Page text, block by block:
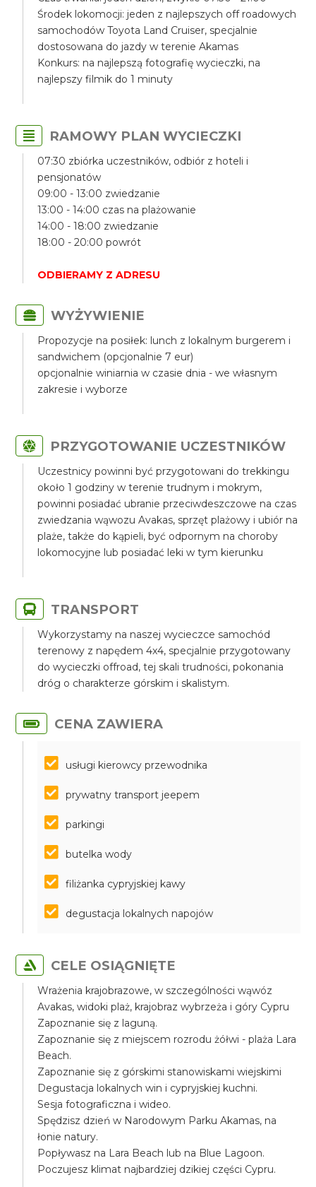
Środek lokomocji: jeden z najlepszych off roadowych
samochodów Toyota Land Cruiser, specjalnie
dostosowana do jazdy w terenie Akamas
Konkurs: na najlepszą fotografię wycieczki, na
najlepszy filmik do 1 minuty
RAMOWY PLAN WYCIECZKI
07:30 zbiórka uczestników, odbiór z hoteli i
pensjonatów
09:00 - 13:00 zwiedzanie
13:00 - 14:00 czas na plażowanie
14:00 - 18:00 zwiedzanie
18:00 - 20:00 powrót
ODBIERAMY Z ADRESU
WYŻYWIENIE
Propozycje na posiłek: lunch z lokalnym burgerem i
sandwichem (opcjonalnie 7 eur)
opcjonalnie winiarnia w czasie dnia - we własnym
zakresie i wyborze
PRZYGOTOWANIE UCZESTNIKÓW
Uczestnicy powinni być przygotowani do trekkingu
około 1 godziny w terenie trudnym i mokrym,
powinni posiadać ubranie przeciwdeszczowe na czas
zwiedzania wąwozu Avakas, sprzęt plażowy i ubiór na
plaże, także do kąpieli, być odpornym na choroby
lokomocyjne lub posiadać leki w tym kierunku
TRANSPORT
Wykorzystamy na naszej wycieczce samochód
terenowy z napędem 4x4, specjalnie przygotowany
do wycieczki offroad, tej skali trudności, pokonania
dróg o charakterze górskim i skalistym.
CENA ZAWIERA
usługi kierowcy przewodnika
prywatny transport jeepem
parkingi
butelka wody
filiżanka cypryjskiej kawy
degustacja lokalnych napojów
CELE OSIĄGNIĘTE
Wrażenia krajobrazowe, w szczególności wąwóz
Avakas, widoki plaż, krajobraz wybrzeża i góry Cypru
Zapoznanie się z laguną.
Zapoznanie się z miejscem rozrodu żółwi - plaża Lara
Beach.
Zapoznanie się z górskimi stanowiskami wiejskimi
Degustacja lokalnych win i cypryjskiej kuchni.
Sesja fotograficzna i wideo.
Spędzisz dzień w Narodowym Parku Akamas, na
łonie natury.
Popływasz na Lara Beach lub na Blue Lagoon.
Poczujesz klimat najbardziej dzikiej części Cypru.